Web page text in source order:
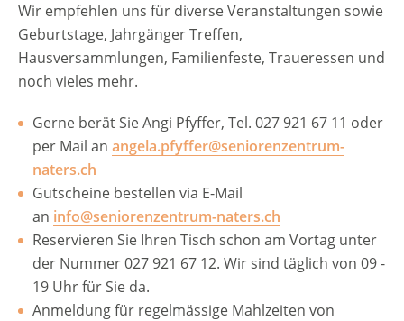
Wir empfehlen uns für diverse Veranstaltungen sowie
Geburtstage, Jahrgänger Treffen,
Hausversammlungen, Familienfeste, Traueressen und
noch vieles mehr.
Gerne berät Sie Angi Pfyffer, Tel. 027 921 67 11 oder
per Mail an angela.pfyffer@seniorenzentrum-
naters.ch
Gutscheine bestellen via E-Mail
an info@seniorenzentrum-naters.ch
Reservieren Sie Ihren Tisch schon am Vortag unter
der Nummer 027 921 67 12. Wir sind täglich von 09 -
19 Uhr für Sie da.
Anmeldung für regelmässige Mahlzeiten von